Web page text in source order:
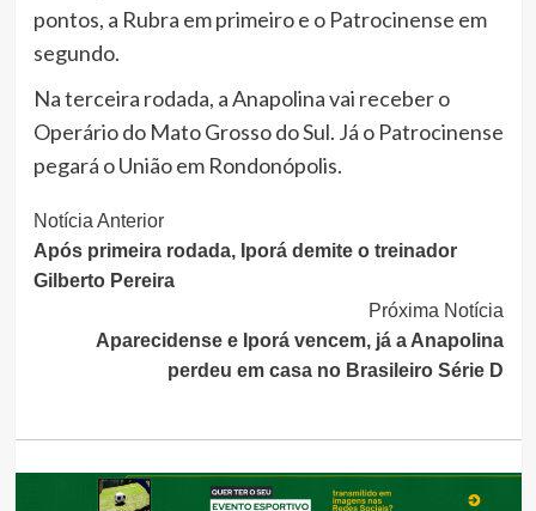
pontos, a Rubra em primeiro e o Patrocinense em
segundo.
Na terceira rodada, a Anapolina vai receber o
Operário do Mato Grosso do Sul. Já o Patrocinense
pegará o União em Rondonópolis.
Continue
Lendo
Notícia Anterior
Após primeira rodada, Iporá demite o treinador
Gilberto Pereira
Próxima Notícia
Aparecidense e Iporá vencem, já a Anapolina
perdeu em casa no Brasileiro Série D